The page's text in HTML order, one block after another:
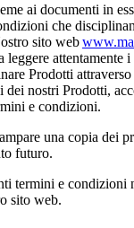
ai documenti in
che
sito web
attentamente
Prodotti
nostri Prodotti,
e condizioni.
una copia dei
futuro.
termini e condizioni
sito web.